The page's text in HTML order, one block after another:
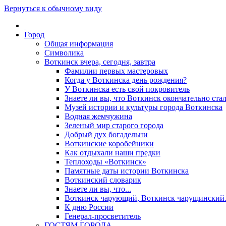
Вернуться к обычному виду
Город
Общая информация
Символика
Воткинск вчера, сегодня, завтра
Фамилии первых мастеровых
Когда у Воткинска день рождения?
У Воткинска есть свой покровитель
Знаете ли вы, что Воткинск окончательно
Музей истории и культуры города Воткинска
Водная жемчужина
Зеленый мир старого города
Добрый дух богадельни
Воткинские коробейники
Как отдыхали наши предки
Теплоходы «Воткинск»
Памятные даты истории Воткинска
Воткинский словарик
Знаете ли вы, что...
Воткинск чарующий, Воткинск
К дню России
Генерал-просветитель